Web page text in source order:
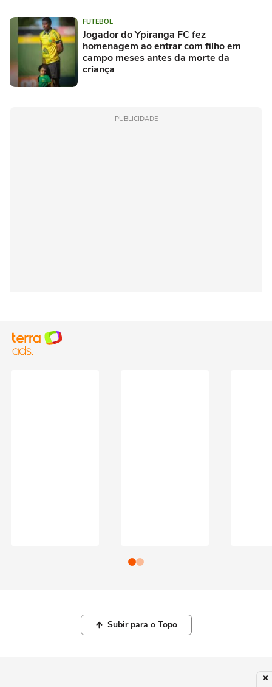
FUTEBOL
Jogador do Ypiranga FC fez
homenagem ao entrar com filho em
campo meses antes da morte da
criança
PUBLICIDADE
Subir para o Topo